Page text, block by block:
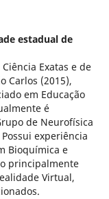
estadual de
Exatas e de
Carlos (2015),
em Educação
é
de Neurofísica
experiência
Bioquímica e
principalmente
Virtual,